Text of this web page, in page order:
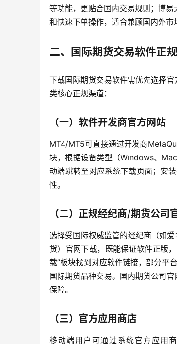
等功能，更贴合国内交易规则；博
和快速下单操作，适合兼顾国内外市
二、国际期货交易软件正
下载国际期货交易软件需优先选择
类核心正规渠道：
（一）软件开发商官方网站
MT4/MT5可直接通过开发商
块，根据设备类型（Windows、
动端跳转至对应系统下载页面；安
性。
（二）正规经纪商/期货公司
选择受国际权威监管的经纪商（如
货）官网下载，既能保证软件正版
载”板块找到对应软件链接，部分平
国际期货品种交易。国内期货公司
保障。
（三）官方应用商店
移动端用户可通过系统官方应用